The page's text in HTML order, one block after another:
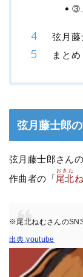
弦月藤
まとめ
弦月藤士郎
弦月藤士郎さんの
作曲者の「尾北
おきた
※尾北ねむさんの
出典:youtube